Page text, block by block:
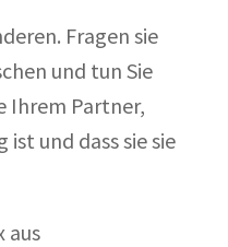
Fragen sie
und tun Sie
Ihrem Partner,
ist und dass sie sie
aus